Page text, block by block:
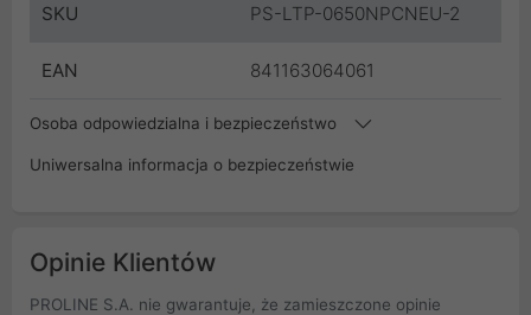
SKU PS-LTP-0650NPCNEU-2
EAN 841163064061
Osoba odpowiedzialna i bezpieczeństwo
Uniwersalna informacja o bezpieczeństwie
Opinie Klientów
PROLINE S.A. nie gwarantuje, że zamieszczone opinie